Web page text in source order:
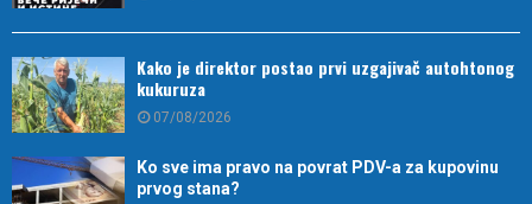
Kako je direktor postao prvi uzgajivač autohtonog
kukuruza
07/08/2026
Ko sve ima pravo na povrat PDV-a za kupovinu
prvog stana?